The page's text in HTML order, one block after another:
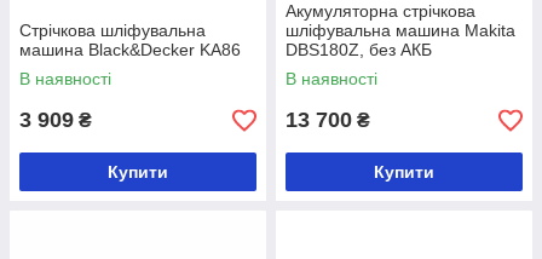
Стрічкова шліфувальна
машина Black&Decker KA86
В наявності
3 909 ₴
Купити
Акумуляторна стрічкова
шліфувальна машина Makita
DBS180Z, без АКБ
В наявності
13 700 ₴
Купити